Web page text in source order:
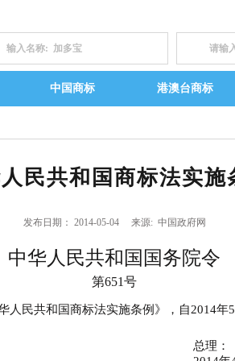
中国商标 港澳台商标
民共和国商标法实施
发布日期： 2014-05-04 来源: 中国政府网
中华人民共和国国务院令
第651号
人民共和国商标法实施条例》，自2014年5
总理：